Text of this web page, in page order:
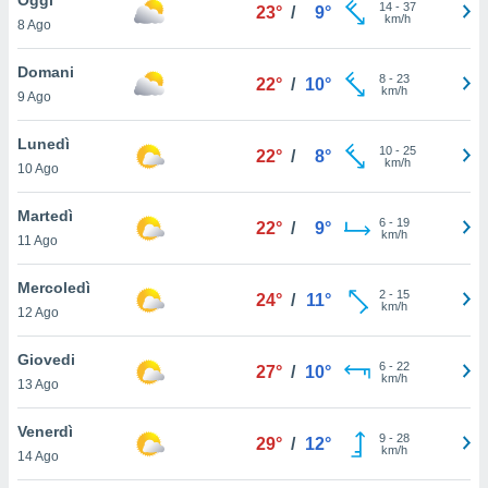
è
al sito
di
ci
di
il
un
la
nella
8 Ago
23° / 9° 14- 37
km/h
Domani
9 Ago
22° / 10° 8- 23
km/h
Lunedì
10 Ago
22° / 8° 10- 25
km/h
Martedì
11 Ago
22° / 9° 6- 19
km/h
Mercoledì
12 Ago
24° / 11° 2- 15
km/h
Giovedi
13 Ago
27° / 10° 6- 22
km/h
Venerdì
14 Ago
29° / 12° 9- 28
km/h